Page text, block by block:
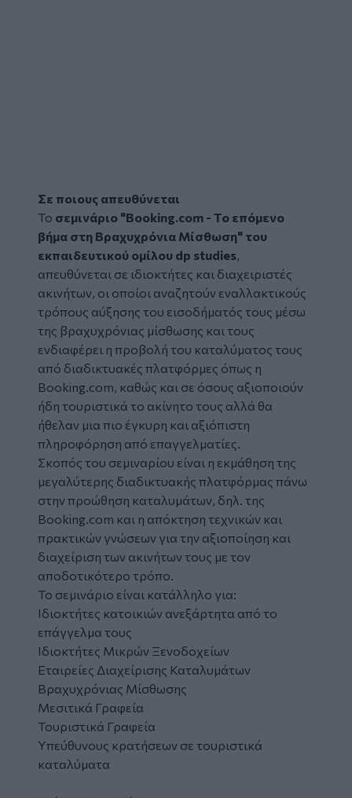
Σε ποιους απευθύνεται
Το σεμινάριο "Booking.com - Το επόμενο
βήμα στη Βραχυχρόνια Μίσθωση" του
εκπαιδευτικού ομίλου dp studies,
απευθύνεται σε ιδιοκτήτες και διαχειριστές
ακινήτων, οι οποίοι αναζητούν εναλλακτικούς
τρόπους αύξησης του εισοδήματός τους μέσω
της βραχυχρόνιας μίσθωσης και τους
ενδιαφέρει η προβολή του καταλύματος τους
από διαδικτυακές πλατφόρμες όπως η
Booking.com, καθώς και σε όσους αξιοποιούν
ήδη τουριστικά το ακίνητο τους αλλά θα
ήθελαν μια πιο έγκυρη και αξιόπιστη
πληροφόρηση από επαγγελματίες.
Σκοπός του σεμιναρίου είναι η εκμάθηση της
μεγαλύτερης διαδικτυακής πλατφόρμας πάνω
στην προώθηση καταλυμάτων, δηλ. της
Booking.com και η απόκτηση τεχνικών και
πρακτικών γνώσεων για την αξιοποίηση και
διαχείριση των ακινήτων τους με τον
αποδοτικότερο τρόπο.
Το σεμινάριο είναι κατάλληλο για:
Ιδιοκτήτες κατοικιών ανεξάρτητα από το
επάγγελμα τους
Ιδιοκτήτες Μικρών Ξενοδοχείων
Εταιρείες Διαχείρισης Καταλυμάτων
Βραχυχρόνιας Μίσθωσης
Μεσιτικά Γραφεία
Τουριστικά Γραφεία
Υπεύθυνους κρατήσεων σε τουριστικά
καταλύματα